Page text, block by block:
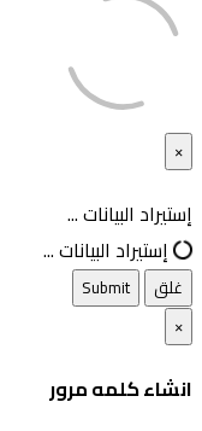
×
غلق
إستيراد البيانات ...
إستيراد البيانات ...
غلق
Submit
×
انشاء كلمه مرور